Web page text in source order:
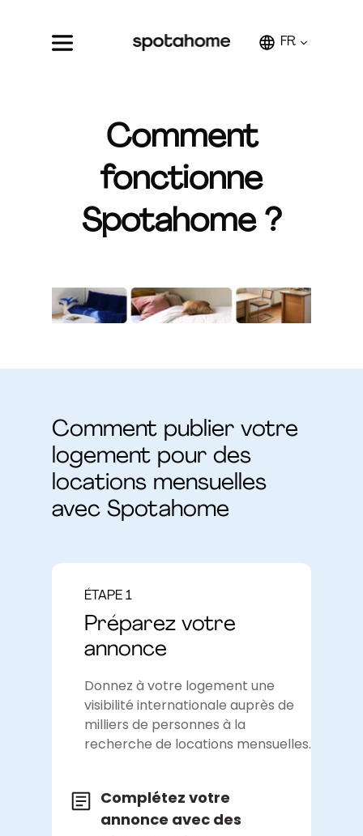
FR
Comment
fonctionne
Spotahome ?
Comment publier votre
logement pour des
locations mensuelles
avec Spotahome
Préparez votre
annonce
ÉTAPE 1
Donnez à votre logement une
visibilité internationale auprès de
milliers de personnes à la
recherche de locations mensuelles.
Complétez votre
annonce avec des